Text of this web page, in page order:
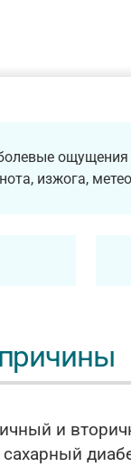
изжога,
и